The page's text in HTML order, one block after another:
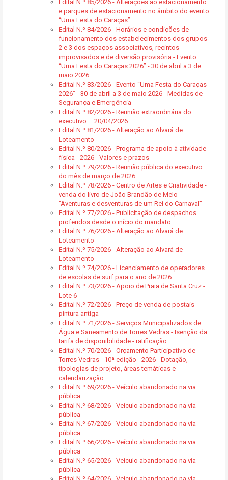
Edital N.º 85/2026 - Alterações ao estacionamento
e parques de estacionamento no âmbito do evento
“Uma Festa do Caraças”
Edital N.º 84/2026 - Horários e condições de
funcionamento dos estabelecimentos dos grupos
2 e 3 dos espaços associativos, recintos
improvisados e de diversão provisória - Evento
“Uma Festa do Caraças 2026” - 30 de abril a 3 de
maio 2026
Edital N.º 83/2026 - Evento “Uma Festa do Caraças
2026” - 30 de abril a 3 de maio 2026 - Medidas de
Segurança e Emergência
Edital N.º 82/2026 - Reunião extraordinária do
executivo – 20/04/2026
Edital N.º 81/2026 - Alteração ao Alvará de
Loteamento
Edital N.º 80/2026 - Programa de apoio à atividade
física - 2026 - Valores e prazos
Edital N.º 79/2026 - Reunião pública do executivo
do mês de março de 2026
Edital N.º 78/2026 - Centro de Artes e Criatividade -
venda do livro de João Brandão de Melo -
"Aventuras e desventuras de um Rei do Carnaval"
Edital N.º 77/2026 - Publicitação de despachos
proferidos desde o início do mandato
Edital N.º 76/2026 - Alteração ao Alvará de
Loteamento
Edital N.º 75/2026 - Alteração ao Alvará de
Loteamento
Edital N.º 74/2026 - Licenciamento de operadores
de escolas de surf para o ano de 2026
Edital N.º 73/2026 - Apoio de Praia de Santa Cruz -
Lote 6
Edital N.º 72/2026 - Preço de venda de postais
pintura antiga
Edital N.º 71/2026 - Serviços Municipalizados de
Água e Saneamento de Torres Vedras - Isenção da
tarifa de disponibilidade - ratificação
Edital N.º 70/2026 - Orçamento Participativo de
Torres Vedras - 10ª edição - 2026 - Dotação,
tipologias de projeto, áreas temáticas e
calendarização
Edital N.º 69/2026 - Veículo abandonado na via
pública
Edital N.º 68/2026 - Veículo abandonado na via
pública
Edital N.º 67/2026 - Veículo abandonado na via
pública
Edital N.º 66/2026 - Veículo abandonado na via
pública
Edital N.º 65/2026 - Veiculo abandonado na via
pública